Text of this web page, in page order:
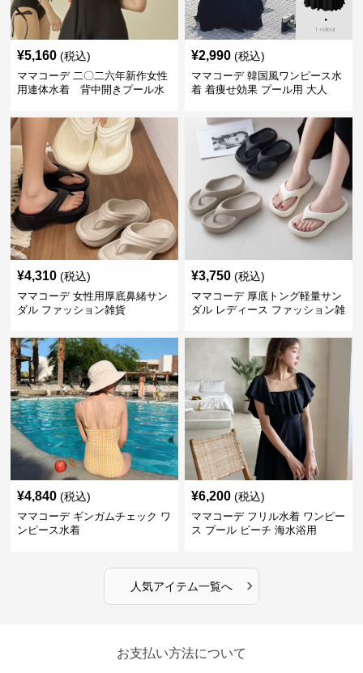
¥5,160 (税込)
ママコーデ 二〇二六年新作女性
用連体水着 背中開きプール水
¥2,990 (税込)
ママコーデ 韓国風ワンピース水
着 着痩せ効果 プール用 大人
¥4,310 (税込)
ママコーデ 女性用厚底鼻緒サン
ダル ファッション雑貨
¥3,750 (税込)
ママコーデ 厚底トング軽量サン
ダル レディース ファッション雑
¥4,840 (税込)
ママコーデ ギンガムチェック ワ
ンピース水着
¥6,200 (税込)
ママコーデ フリル水着 ワンピー
ス プール ビーチ 海水浴用
人気アイテム一覧へ ›
お支払い方法について